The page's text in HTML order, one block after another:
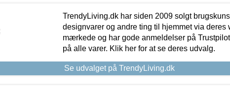
TrendyLiving.dk har siden 2009 solgt
designvarer og andre ting til hjemmet via deres
mærkede og har gode anmeldelser på
på alle varer. Klik her for at se deres udvalg.
Se udvalget på TrendyLiving.dk